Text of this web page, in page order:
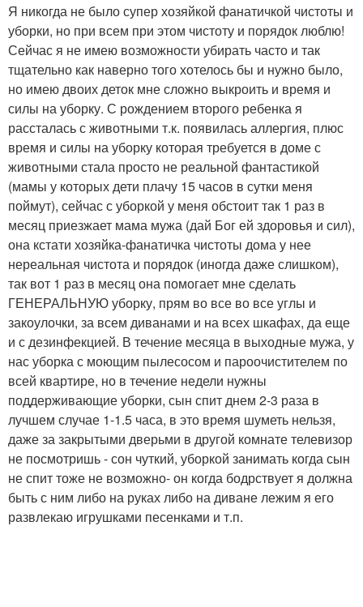
Я никогда не было супер хозяйкой фанатичкой чистоты и
уборки, но при всем при этом чистоту и порядок люблю!
Сейчас я не имею возможности убирать часто и так
тщательно как наверно того хотелось бы и нужно было,
но имею двоих деток мне сложно выкроить и время и
силы на уборку. С рождением второго ребенка я
рассталась с животными т.к. появилась аллергия, плюс
время и силы на уборку которая требуется в доме с
животными стала просто не реальной фантастикой
(мамы у которых дети плачу 15 часов в сутки меня
поймут), сейчас с уборкой у меня обстоит так 1 раз в
месяц приезжает мама мужа (дай Бог ей здоровья и сил),
она кстати хозяйка-фанатичка чистоты дома у нее
нереальная чистота и порядок (иногда даже слишком),
так вот 1 раз в месяц она помогает мне сделать
ГЕНЕРАЛЬНУЮ уборку, прям во все во все углы и
закоулочки, за всем диванами и на всех шкафах, да еще
и с дезинфекцией. В течение месяца в выходные мужа, у
нас уборка с моющим пылесосом и пароочистителем по
всей квартире, но в течение недели нужны
поддерживающие уборки, сын спит днем 2-3 раза в
лучшем случае 1-1.5 часа, в это время шуметь нельзя,
даже за закрытыми дверьми в другой комнате телевизор
не посмотришь - сон чуткий, уборкой занимать когда сын
не спит тоже не возможно- он когда бодрствует я должна
быть с ним либо на руках либо на диване лежим я его
развлекаю игрушками песенками и т.п.